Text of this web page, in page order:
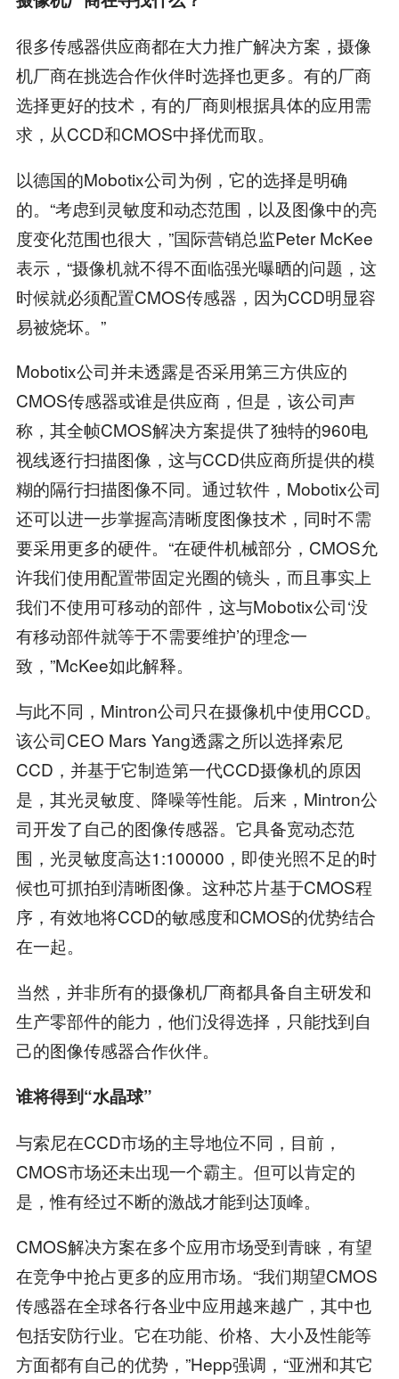
很多传感器供应商都在大力推广解决方案，摄像
机厂商在挑选合作伙伴时选择也更多。有的厂商
选择更好的技术，有的厂商则根据具体的应用需
求，从CCD和CMOS中择优而取。
以德国的Mobotix公司为例，它的选择是明确
的。“考虑到灵敏度和动态范围，以及图像中的亮
度变化范围也很大，”国际营销总监Peter McKee
表示，“摄像机就不得不面临强光曝晒的问题，这
时候就必须配置CMOS传感器，因为CCD明显容
易被烧坏。”
Mobotix公司并未透露是否采用第三方供应的
CMOS传感器或谁是供应商，但是，该公司声
称，其全帧CMOS解决方案提供了独特的960电
视线逐行扫描图像，这与CCD供应商所提供的模
糊的隔行扫描图像不同。通过软件，Mobotix公司
还可以进一步掌握高清晰度图像技术，同时不需
要采用更多的硬件。“在硬件机械部分，CMOS允
许我们使用配置带固定光圈的镜头，而且事实上
我们不使用可移动的部件，这与Mobotix公司‘没
有移动部件就等于不需要维护’的理念一
致，”McKee如此解释。
与此不同，Mintron公司只在摄像机中使用CCD。
该公司CEO Mars Yang透露之所以选择索尼
CCD，并基于它制造第一代CCD摄像机的原因
是，其光灵敏度、降噪等性能。后来，Mintron公
司开发了自己的图像传感器。它具备宽动态范
围，光灵敏度高达1:100000，即使光照不足的时
候也可抓拍到清晰图像。这种芯片基于CMOS程
序，有效地将CCD的敏感度和CMOS的优势结合
在一起。
当然，并非所有的摄像机厂商都具备自主研发和
生产零部件的能力，他们没得选择，只能找到自
己的图像传感器合作伙伴。
谁将得到“水晶球”
与索尼在CCD市场的主导地位不同，目前，
CMOS市场还未出现一个霸主。但可以肯定的
是，惟有经过不断的激战才能到达顶峰。
CMOS解决方案在多个应用市场受到青睐，有望
在竞争中抢占更多的应用市场。“我们期望CMOS
传感器在全球各行各业中应用越来越广，其中也
包括安防行业。它在功能、价格、大小及性能等
方面都有自己的优势，”Hepp强调，“亚洲和其它